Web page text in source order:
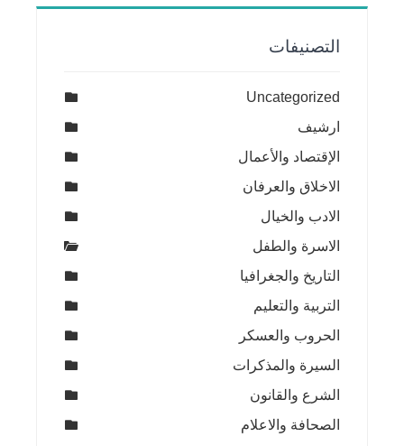
التصنيفات
Uncategorized
ارشيف
الإقتصاد والأعمال
الاخلاق والعرفان
الادب والخيال
الاسرة والطفل
التاريخ والجغرافيا
التربية والتعليم
الحروب والعسكر
السيرة والمذكرات
الشرع والقانون
الصحافة والاعلام